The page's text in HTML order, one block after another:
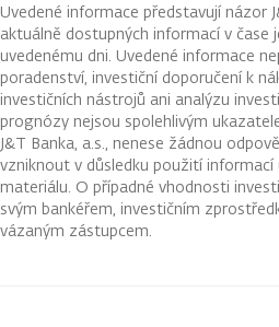
Uvedené informace představují názor
aktuálně dostupných informací v čase
uvedenému dni. Uvedené informace
poradenství, investiční doporučení k
investičních nástrojů ani analýzu
prognózy nejsou spolehlivým
J&T Banka, a.s., nenese žádnou
vzniknout v důsledku použití
materiálu. O případné vhodnosti
svým bankéřem, investičním
vázaným zástupcem.